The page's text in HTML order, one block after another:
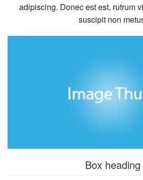
adipiscing. Donec est est, rutrum
suscipit non
Box heading